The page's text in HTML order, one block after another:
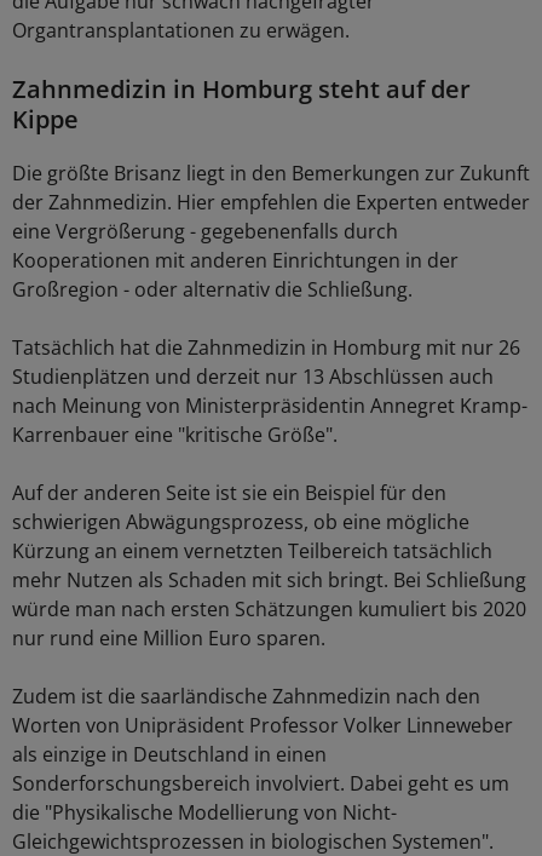
Organtransplantationen zu erwägen.
Zahnmedizin in Homburg steht auf der
Kippe
Die größte Brisanz liegt in den Bemerkungen zur Zukunft
der Zahnmedizin. Hier empfehlen die Experten entweder
eine Vergrößerung - gegebenenfalls durch
Kooperationen mit anderen Einrichtungen in der
Großregion - oder alternativ die Schließung.
Tatsächlich hat die Zahnmedizin in Homburg mit nur 26
Studienplätzen und derzeit nur 13 Abschlüssen auch
nach Meinung von Ministerpräsidentin Annegret Kramp-
Karrenbauer eine "kritische Größe".
Auf der anderen Seite ist sie ein Beispiel für den
schwierigen Abwägungsprozess, ob eine mögliche
Kürzung an einem vernetzten Teilbereich tatsächlich
mehr Nutzen als Schaden mit sich bringt. Bei Schließung
würde man nach ersten Schätzungen kumuliert bis 2020
nur rund eine Million Euro sparen.
Zudem ist die saarländische Zahnmedizin nach den
Worten von Unipräsident Professor Volker Linneweber
als einzige in Deutschland in einen
Sonderforschungsbereich involviert. Dabei geht es um
die "Physikalische Modellierung von Nicht-
Gleichgewichtsprozessen in biologischen Systemen".